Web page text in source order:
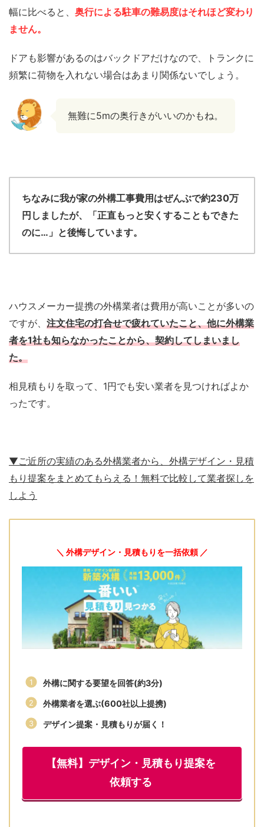
幅に比べると、 奥行による駐車の難易度はそれほど変わり
ません。
ドアも影響があるのはバックドアだけなので、トランクに
頻繁に荷物を入れない場合はあまり関係ないでしょう。
無難に5mの奥行きがいいのかもね。
ちなみに我が家の外構工事費用はぜんぶで約230万
円しましたが、「正直もっと安くすることもできた
のに…」と後悔しています。
ハウスメーカー提携の外構業者は費用が高いことが多いの
ですが、 注文住宅の打合せで疲れていたこと、他に外構業
者を1社も知らなかったことから、契約してしまいまし
た。
相見積もりを取って、1円でも安い業者を見つければよか
ったです。
▼ご近所の実績のある外構業者から、外構デザイン・見積
もり提案をまとめてもらえる！無料で比較して業者探しを
しよう
＼ 外構デザイン・見積もりを一括依頼 ／
外構に関する要望を回答(約3分)
外構業者を選ぶ(600社以上提携)
デザイン提案・見積もりが届く！
【無料】デザイン・見積もり提案を
依頼する